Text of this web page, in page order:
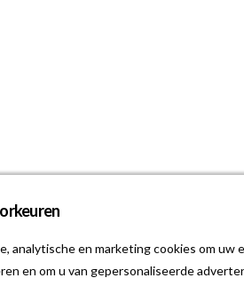
analytische en marketing cookies om uw
en om u van gepersonaliseerde